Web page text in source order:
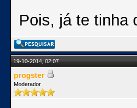
Pois, já te tinha
19-10-2014, 02:07
progster
Moderador